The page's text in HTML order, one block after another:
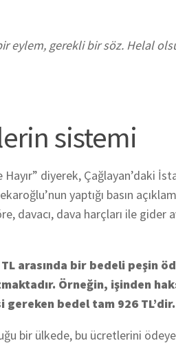
eylem, gerekli bir söz. Helal
sistemi
diyerek, Çağlayan’daki
yaptığı basın
davacı, dava harçları ile gider
arasında bir bedeli peşin
Örneğin, işinden
gereken bedel tam 926 TL’dir.
bir ülkede, bu ücretlerini